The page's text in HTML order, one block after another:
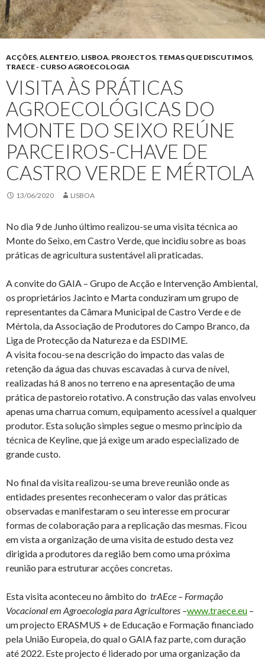
ACÇÕES, ALENTEJO, LISBOA, PROJECTOS, TEMAS QUE DISCUTIMOS,
TRAECE - CURSO AGROECOLOGIA
VISITA ÀS PRÁTICAS
AGROECOLÓGICAS DO
MONTE DO SEIXO REÚNE
PARCEIROS-CHAVE DE
CASTRO VERDE E MÉRTOLA
13/06/2020 LISBOA
No dia 9 de Junho último realizou-se uma visita técnica ao
Monte do Seixo, em Castro Verde, que incidiu sobre as boas
práticas de agricultura sustentável ali praticadas.
A convite do GAIA – Grupo de Acção e Intervenção Ambiental,
os proprietários Jacinto e Marta conduziram um grupo de
representantes da Câmara Municipal de Castro Verde e de
Mértola, da Associação de Produtores do Campo Branco, da
Liga de Protecção da Natureza e da ESDIME.
A visita focou-se na descrição do impacto das valas de
retenção da água das chuvas escavadas à curva de nível,
realizadas há 8 anos no terreno e na apresentação de uma
prática de pastoreio rotativo. A construção das valas envolveu
apenas uma charrua comum, equipamento acessível a qualquer
produtor. Esta solução simples segue o mesmo princípio da
técnica de Keyline, que já exige um arado especializado de
grande custo.
No final da visita realizou-se uma breve reunião onde as
entidades presentes reconheceram o valor das práticas
observadas e manifestaram o seu interesse em procurar
formas de colaboração para a replicação das mesmas. Ficou
em vista a organização de uma visita de estudo desta vez
dirigida a produtores da região bem como uma próxima
reunião para estruturar acções concretas.
Esta visita aconteceu no âmbito do trAEce – Formação
Vocacional em Agroecologia para Agricultores –www.traece.eu –
um projecto ERASMUS + de Educação e Formação financiado
pela União Europeia, do qual o GAIA faz parte, com duração
até 2022. Este projecto é liderado por uma organização da